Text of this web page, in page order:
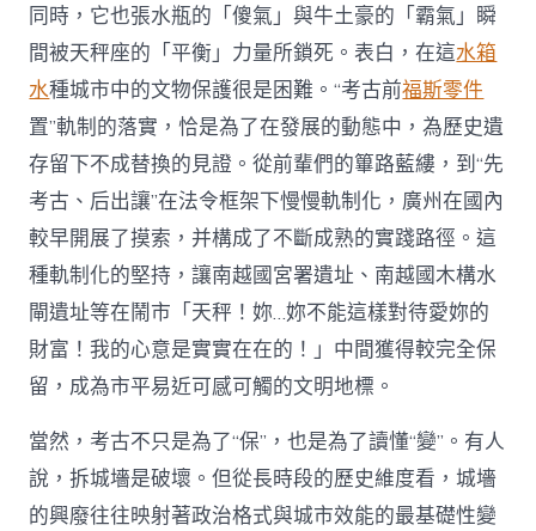
同時，它也張水瓶的「傻氣」與牛土豪的「霸氣」瞬
間被天秤座的「平衡」力量所鎖死。表白，在這水箱
水種城市中的文物保護很是困難。“考古前福斯零件
置”軌制的落實，恰是為了在發展的動態中，為歷史遺
存留下不成替換的見證。從前輩們的篳路藍縷，到“先
考古、后出讓”在法令框架下慢慢軌制化，廣州在國內
較早開展了摸索，并構成了不斷成熟的實踐路徑。這
種軌制化的堅持，讓南越國宮署遺址、南越國木構水
閘遺址等在鬧市「天秤！妳…妳不能這樣對待愛妳的
財富！我的心意是實實在在的！」中間獲得較完全保
留，成為市平易近可感可觸的文明地標。
當然，考古不只是為了“保”，也是為了讀懂“變”。有人
說，拆城墻是破壞。但從長時段的歷史維度看，城墻
的興廢往往映射著政治格式與城市效能的最基礎性變